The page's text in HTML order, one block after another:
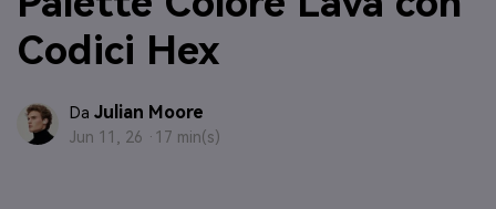
Codici Hex
Da Julian Moore
Jun 11, 26 · 17 min(s)